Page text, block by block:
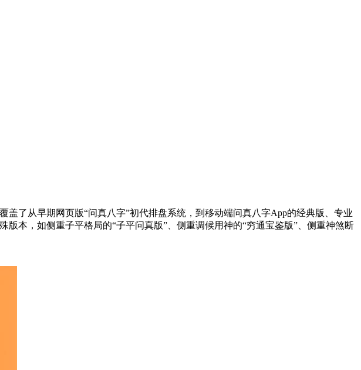
了从早期网页版“问真八字”初代排盘系统，到移动端问真八字App的经典版、专业
本，如侧重子平格局的“子平问真版”、侧重调候用神的“穷通宝鉴版”、侧重神煞断